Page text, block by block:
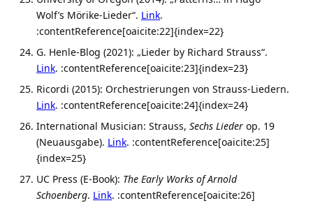
Wolf’s Mörike-Lieder“. Link.
:contentReference[oaicite:22]{index=22}
G. Henle-Blog (2021): „Lieder by Richard Strauss“.
Link. :contentReference[oaicite:23]{index=23}
Ricordi (2015): Orchestrierungen von Strauss-Liedern.
Link. :contentReference[oaicite:24]{index=24}
International Musician: Strauss, Sechs Lieder op. 19
(Neuausgabe). Link. :contentReference[oaicite:25]
{index=25}
UC Press (E-Book): The Early Works of Arnold
Schoenberg. Link. :contentReference[oaicite:26]